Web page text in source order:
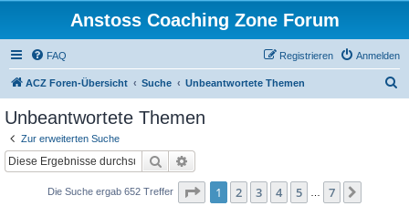
Anstoss Coaching Zone Forum
FAQ Anmelden
Registrieren
ACZ Foren-Übersicht Suche Unbeantwortete Themen
Unbeantwortete Themen
Zur erweiterten Suche
Suche
Die Suche ergab 652 Treffer Seite 1von
1 2 3 4 5 7